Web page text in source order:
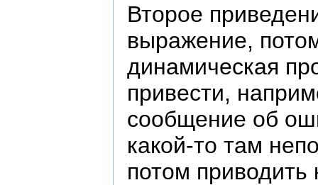
Второе
выражение,
динамическая
привести,
сообщение об
какой-то там
потом приводить